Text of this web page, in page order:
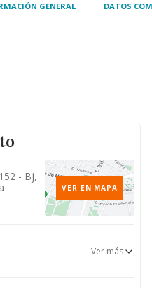
GENERAL DATOS
- Bj,
VER EN MAPA
Ver más